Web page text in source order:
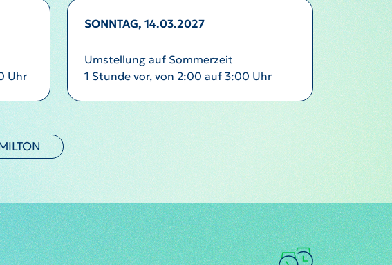
Uhr
SONNTAG, 14.03.2027
Umstellung auf Sommerzeit
1 Stunde vor, von 2:00 auf 3:00 Uhr